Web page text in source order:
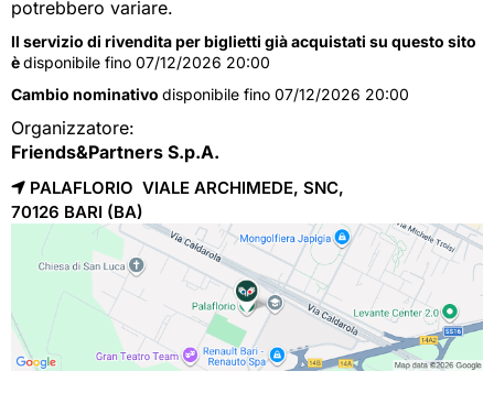
potrebbero variare.
Il servizio di rivendita per biglietti già acquistati su questo sito
èdisponibile fino 07/12/2026 20:00
Cambio nominativo disponibile fino 07/12/2026 20:00
Organizzatore:
Friends&Partners S.p.A.
PALAFLORIO VIALE ARCHIMEDE, SNC,
70126 BARI (BA)